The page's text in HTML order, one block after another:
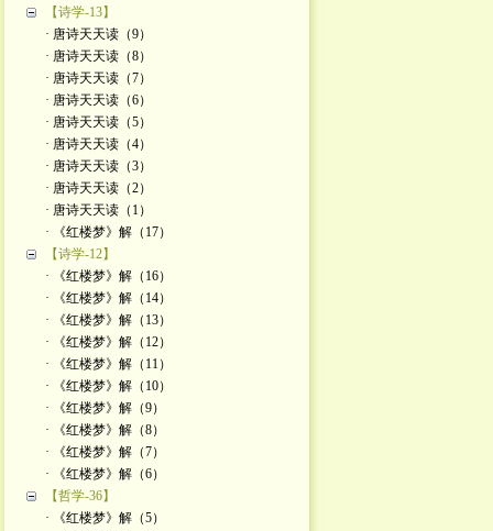
【诗学-13】
· 唐诗天天读（9）
· 唐诗天天读（8）
· 唐诗天天读（7）
· 唐诗天天读（6）
· 唐诗天天读（5）
· 唐诗天天读（4）
· 唐诗天天读（3）
· 唐诗天天读（2）
· 唐诗天天读（1）
· 《红楼梦》解（17）
【诗学-12】
· 《红楼梦》解（16）
· 《红楼梦》解（14）
· 《红楼梦》解（13）
· 《红楼梦》解（12）
· 《红楼梦》解（11）
· 《红楼梦》解（10）
· 《红楼梦》解（9）
· 《红楼梦》解（8）
· 《红楼梦》解（7）
· 《红楼梦》解（6）
【哲学-36】
· 《红楼梦》解（5）